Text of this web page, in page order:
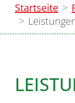
Startseite